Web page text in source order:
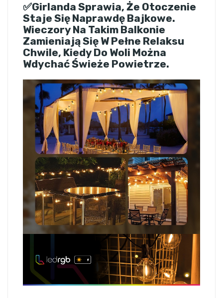
✅Girlanda Sprawia, Że Otoczenie
Staje Się Naprawdę Bajkowe.
Wieczory Na Takim Balkonie
Zamieniają Się W Pełne Relaksu
Chwile, Kiedy Do Woli Można
Wdychać Świeże Powietrze.